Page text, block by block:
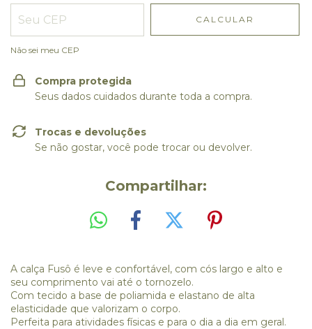
CALCULAR
Não sei meu CEP
Compra protegida
Seus dados cuidados durante toda a compra.
Trocas e devoluções
Se não gostar, você pode trocar ou devolver.
Compartilhar:
A calça Fusô é leve e confortável, com cós largo e alto e
seu comprimento vai até o tornozelo.
Com tecido a base de poliamida e elastano de alta
elasticidade que valorizam o corpo.
Perfeita para atividades físicas e para o dia a dia em geral.